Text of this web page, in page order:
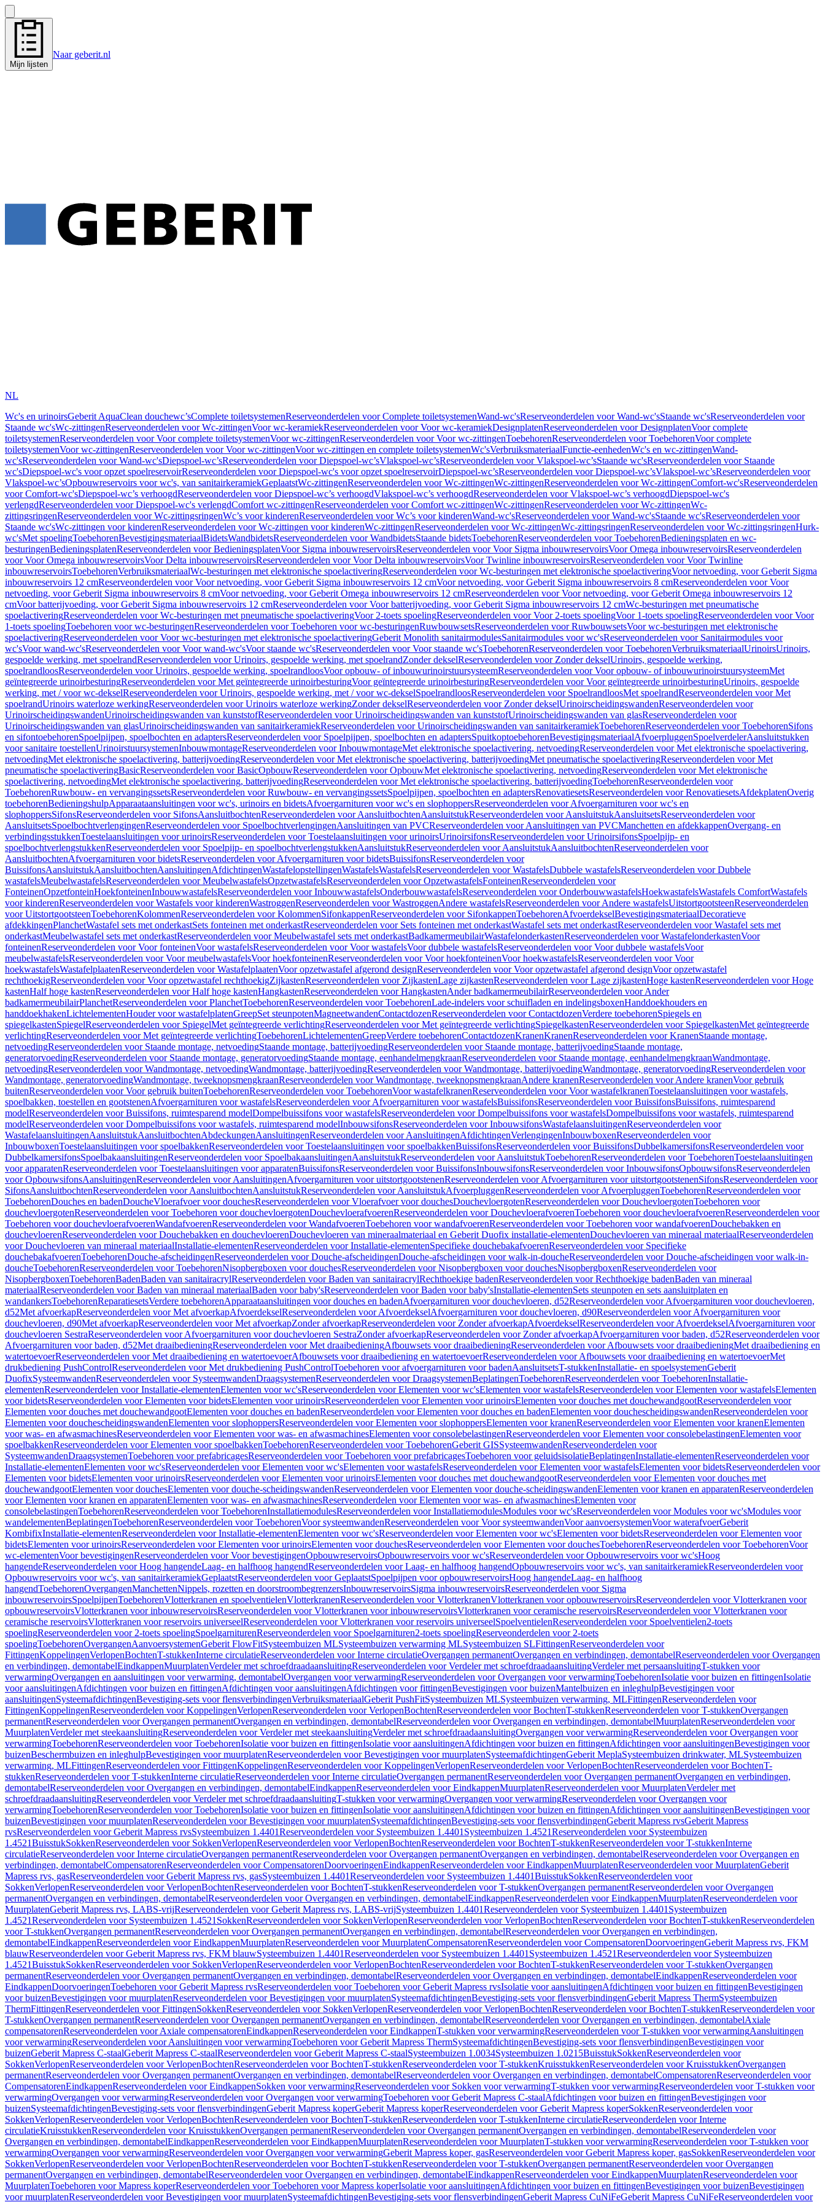
Mijn lijsten
Naar geberit.nl
NL
Wc's en urinoirsGeberit AquaClean douchewc’sComplete toiletsystemenReserveonderdelen voor Complete toiletsystemenWand-wc'sReserveonderdelen voor Wand-wc'sStaande wc'sReserveonderdelen voor
Staande wc'sWc-zittingenReserveonderdelen voor Wc-zittingenVoor wc-keramiekReserveonderdelen voor Voor wc-keramiekDesignplatenReserveonderdelen voor DesignplatenVoor complete
toiletsystemenReserveonderdelen voor Voor complete toiletsystemenVoor wc-zittingenReserveonderdelen voor Voor wc-zittingenToebehorenReserveonderdelen voor ToebehorenVoor complete
toiletsystemenVoor wc-zittingenReserveonderdelen voor Voor wc-zittingenVoor wc-zittingen en complete toiletsystemenWc'sVerbruiksmateriaalFunctie-eenhedenWc's en wc-zittingenWand-
wc'sReserveonderdelen voor Wand-wc'sDiepspoel-wc’sReserveonderdelen voor Diepspoel-wc’sVlakspoel-wc’sReserveonderdelen voor Vlakspoel-wc’sStaande wc'sReserveonderdelen voor Staande
wc'sDiepspoel-wc's voor opzet spoelreservoirReserveonderdelen voor Diepspoel-wc's voor opzet spoelreservoirDiepspoel-wc’sReserveonderdelen voor Diepspoel-wc’sVlakspoel-wc’sReserveonderdelen voor
Vlakspoel-wc’sOpbouwreservoirs voor wc's, van sanitairkeramiekGeplaatstWc-zittingenReserveonderdelen voor Wc-zittingenWc-zittingenReserveonderdelen voor Wc-zittingenComfort-wc'sReserveonderdelen
voor Comfort-wc'sDiepspoel-wc’s verhoogdReserveonderdelen voor Diepspoel-wc’s verhoogdVlakspoel-wc’s verhoogdReserveonderdelen voor Vlakspoel-wc’s verhoogdDiepspoel-wc's
verlengdReserveonderdelen voor Diepspoel-wc's verlengdComfort wc-zittingenReserveonderdelen voor Comfort wc-zittingenWc-zittingenReserveonderdelen voor Wc-zittingenWc-
zittingsringenReserveonderdelen voor Wc-zittingsringenWc’s voor kinderenReserveonderdelen voor Wc’s voor kinderenWand-wc'sReserveonderdelen voor Wand-wc'sStaande wc'sReserveonderdelen voor
Staande wc'sWc-zittingen voor kinderenReserveonderdelen voor Wc-zittingen voor kinderenWc-zittingenReserveonderdelen voor Wc-zittingenWc-zittingsringenReserveonderdelen voor Wc-zittingsringenHurk-
wc'sMet spoelingToebehorenBevestigingsmateriaalBidetsWandbidetsReserveonderdelen voor WandbidetsStaande bidetsToebehorenReserveonderdelen voor ToebehorenBedieningsplaten en wc-
besturingenBedieningsplatenReserveonderdelen voor BedieningsplatenVoor Sigma inbouwreservoirsReserveonderdelen voor Voor Sigma inbouwreservoirsVoor Omega inbouwreservoirsReserveonderdelen
voor Voor Omega inbouwreservoirsVoor Delta inbouwreservoirsReserveonderdelen voor Voor Delta inbouwreservoirsVoor Twinline inbouwreservoirsReserveonderdelen voor Voor Twinline
inbouwreservoirsToebehorenVerbruiksmateriaalWc-besturingen met elektronische spoelactiveringReserveonderdelen voor Wc-besturingen met elektronische spoelactiveringVoor netvoeding, voor Geberit Sigma
inbouwreservoirs 12 cmReserveonderdelen voor Voor netvoeding, voor Geberit Sigma inbouwreservoirs 12 cmVoor netvoeding, voor Geberit Sigma inbouwreservoirs 8 cmReserveonderdelen voor Voor
netvoeding, voor Geberit Sigma inbouwreservoirs 8 cmVoor netvoeding, voor Geberit Omega inbouwreservoirs 12 cmReserveonderdelen voor Voor netvoeding, voor Geberit Omega inbouwreservoirs 12
cmVoor batterijvoeding, voor Geberit Sigma inbouwreservoirs 12 cmReserveonderdelen voor Voor batterijvoeding, voor Geberit Sigma inbouwreservoirs 12 cmWc-besturingen met pneumatische
spoelactiveringReserveonderdelen voor Wc-besturingen met pneumatische spoelactiveringVoor 2-toets spoelingReserveonderdelen voor Voor 2-toets spoelingVoor 1-toets spoelingReserveonderdelen voor Voor
1-toets spoelingToebehoren voor wc-besturingenReserveonderdelen voor Toebehoren voor wc-besturingenRuwbouwsetsReserveonderdelen voor RuwbouwsetsVoor wc-besturingen met elektronische
spoelactiveringReserveonderdelen voor Voor wc-besturingen met elektronische spoelactiveringGeberit Monolith sanitairmodulesSanitairmodules voor wc'sReserveonderdelen voor Sanitairmodules voor
wc'sVoor wand-wc'sReserveonderdelen voor Voor wand-wc'sVoor staande wc'sReserveonderdelen voor Voor staande wc'sToebehorenReserveonderdelen voor ToebehorenVerbruiksmateriaalUrinoirsUrinoirs,
gespoelde werking, met spoelrandReserveonderdelen voor Urinoirs, gespoelde werking, met spoelrandZonder dekselReserveonderdelen voor Zonder dekselUrinoirs, gespoelde werking,
spoelrandloosReserveonderdelen voor Urinoirs, gespoelde werking, spoelrandloosVoor opbouw- of inbouwurinoirstuursysteemReserveonderdelen voor Voor opbouw- of inbouwurinoirstuursysteemMet
geïntegreerde urinoirbesturingReserveonderdelen voor Met geïntegreerde urinoirbesturingVoor geïntegreerde urinoirbesturingReserveonderdelen voor Voor geïntegreerde urinoirbesturingUrinoirs, gespoelde
werking, met / voor wc-dekselReserveonderdelen voor Urinoirs, gespoelde werking, met / voor wc-dekselSpoelrandloosReserveonderdelen voor SpoelrandloosMet spoelrandReserveonderdelen voor Met
spoelrandUrinoirs waterloze werkingReserveonderdelen voor Urinoirs waterloze werkingZonder dekselReserveonderdelen voor Zonder dekselUrinoirscheidingswandenReserveonderdelen voor
UrinoirscheidingswandenUrinoirscheidingswanden van kunststofReserveonderdelen voor Urinoirscheidingswanden van kunststofUrinoirscheidingswanden van glasReserveonderdelen voor
Urinoirscheidingswanden van glasUrinoirscheidingswanden van sanitairkeramiekReserveonderdelen voor Urinoirscheidingswanden van sanitairkeramiekToebehorenReserveonderdelen voor ToebehorenSifons
en sifontoebehorenSpoelpijpen, spoelbochten en adaptersReserveonderdelen voor Spoelpijpen, spoelbochten en adaptersSpuitkoptoebehorenBevestigingsmateriaalAfvoerpluggenSpoelverdelerAansluitstukken
voor sanitaire toestellenUrinoirstuursystemenInbouwmontageReserveonderdelen voor InbouwmontageMet elektronische spoelactivering, netvoedingReserveonderdelen voor Met elektronische spoelactivering,
netvoedingMet elektronische spoelactivering, batterijvoedingReserveonderdelen voor Met elektronische spoelactivering, batterijvoedingMet pneumatische spoelactiveringReserveonderdelen voor Met
pneumatische spoelactiveringBasicReserveonderdelen voor BasicOpbouwReserveonderdelen voor OpbouwMet elektronische spoelactivering, netvoedingReserveonderdelen voor Met elektronische
spoelactivering, netvoedingMet elektronische spoelactivering, batterijvoedingReserveonderdelen voor Met elektronische spoelactivering, batterijvoedingToebehorenReserveonderdelen voor
ToebehorenRuwbouw- en vervangingssetsReserveonderdelen voor Ruwbouw- en vervangingssetsSpoelpijpen, spoelbochten en adaptersRenovatiesetsReserveonderdelen voor RenovatiesetsAfdekplatenOverig
toebehorenBedieningshulpApparaataansluitingen voor wc's, urinoirs en bidetsAfvoergarnituren voor wc's en slophoppersReserveonderdelen voor Afvoergarnituren voor wc's en
slophoppersSifonsReserveonderdelen voor SifonsAansluitbochtenReserveonderdelen voor AansluitbochtenAansluitstukReserveonderdelen voor AansluitstukAansluitsetsReserveonderdelen voor
AansluitsetsSpoelbochtverlengingenReserveonderdelen voor SpoelbochtverlengingenAansluitingen van PVCReserveonderdelen voor Aansluitingen van PVCManchetten en afdekkappenOvergang- en
verbindingsstukkenToestelaansluitingen voor urinoirsReserveonderdelen voor Toestelaansluitingen voor urinoirsUrinoirsifonsReserveonderdelen voor UrinoirsifonsSpoelpijp- en
spoelbochtverlengstukkenReserveonderdelen voor Spoelpijp- en spoelbochtverlengstukkenAansluitstukReserveonderdelen voor AansluitstukAansluitbochtenReserveonderdelen voor
AansluitbochtenAfvoergarnituren voor bidetsReserveonderdelen voor Afvoergarnituren voor bidetsBuissifonsReserveonderdelen voor
BuissifonsAansluitstukAansluitbochtenAansluitingenAfdichtingenWastafelopstellingenWastafelsWastafelsReserveonderdelen voor WastafelsDubbele wastafelsReserveonderdelen voor Dubbele
wastafelsMeubelwastafelsReserveonderdelen voor MeubelwastafelsOpzetwastafelsReserveonderdelen voor OpzetwastafelsFonteinenReserveonderdelen voor
FonteinenOpzetfonteinHoekfonteinenInbouwwastafelsReserveonderdelen voor InbouwwastafelsOnderbouwwastafelsReserveonderdelen voor OnderbouwwastafelsHoekwastafelsWastafels ComfortWastafels
voor kinderenReserveonderdelen voor Wastafels voor kinderenWastroggenReserveonderdelen voor WastroggenAndere wastafelsReserveonderdelen voor Andere wastafelsUitstortgootsteenReserveonderdelen
voor UitstortgootsteenToebehorenKolommenReserveonderdelen voor KolommenSifonkappenReserveonderdelen voor SifonkappenToebehorenAfvoerdekselBevestigingsmateriaalDecoratieve
afdekkingenPlanchetWastafel sets met onderkastSets fonteinen met onderkastReserveonderdelen voor Sets fonteinen met onderkastWastafel sets met onderkastReserveonderdelen voor Wastafel sets met
onderkastMeubelwastafel sets met onderkastReserveonderdelen voor Meubelwastafel sets met onderkastBadkamermeubilairWastafelonderkastenReserveonderdelen voor WastafelonderkastenVoor
fonteinenReserveonderdelen voor Voor fonteinenVoor wastafelsReserveonderdelen voor Voor wastafelsVoor dubbele wastafelsReserveonderdelen voor Voor dubbele wastafelsVoor
meubelwastafelsReserveonderdelen voor Voor meubelwastafelsVoor hoekfonteinenReserveonderdelen voor Voor hoekfonteinenVoor hoekwastafelsReserveonderdelen voor Voor
hoekwastafelsWastafelplaatenReserveonderdelen voor WastafelplaatenVoor opzetwastafel afgerond designReserveonderdelen voor Voor opzetwastafel afgerond designVoor opzetwastafel
rechthoekigReserveonderdelen voor Voor opzetwastafel rechthoekigZijkastenReserveonderdelen voor ZijkastenLage zijkastenReserveonderdelen voor Lage zijkastenHoge kastenReserveonderdelen voor Hoge
kastenHalf hoge kastenReserveonderdelen voor Half hoge kastenHangkastenReserveonderdelen voor HangkastenAnder badkamermeubilairReserveonderdelen voor Ander
badkamermeubilairPlanchetReserveonderdelen voor PlanchetToebehorenReserveonderdelen voor ToebehorenLade-indelers voor schuifladen en indelingsboxenHanddoekhouders en
handdoekhakenLichtelementenHouder voor wastafelplatenGreepSet steunpotenMagneetwandenContactdozenReserveonderdelen voor ContactdozenVerdere toebehorenSpiegels en
spiegelkastenSpiegelReserveonderdelen voor SpiegelMet geïntegreerde verlichtingReserveonderdelen voor Met geïntegreerde verlichtingSpiegelkastenReserveonderdelen voor SpiegelkastenMet geïntegreerde
verlichtingReserveonderdelen voor Met geïntegreerde verlichtingToebehorenLichtelementenGreepVerdere toebehorenContactdozenKranenKranenReserveonderdelen voor KranenStaande montage,
netvoedingReserveonderdelen voor Staande montage, netvoedingStaande montage, batterijvoedingReserveonderdelen voor Staande montage, batterijvoedingStaande montage,
generatorvoedingReserveonderdelen voor Staande montage, generatorvoedingStaande montage, eenhandelmengkraanReserveonderdelen voor Staande montage, eenhandelmengkraanWandmontage,
netvoedingReserveonderdelen voor Wandmontage, netvoedingWandmontage, batterijvoedingReserveonderdelen voor Wandmontage, batterijvoedingWandmontage, generatorvoedingReserveonderdelen voor
Wandmontage, generatorvoedingWandmontage, tweeknopsmengkraanReserveonderdelen voor Wandmontage, tweeknopsmengkraanAndere kranenReserveonderdelen voor Andere kranenVoor gebruik
buitenReserveonderdelen voor Voor gebruik buitenToebehorenReserveonderdelen voor ToebehorenVoor wastafelkranenReserveonderdelen voor Voor wastafelkranenToestelaansluitingen voor wastafels,
spoelbakken, toestellen en gootstenenAfvoergarnituren voor wastafelsReserveonderdelen voor Afvoergarnituren voor wastafelsBuissifonsReserveonderdelen voor BuissifonsBuissifons, ruimtesparend
modelReserveonderdelen voor Buissifons, ruimtesparend modelDompelbuissifons voor wastafelsReserveonderdelen voor Dompelbuissifons voor wastafelsDompelbuissifons voor wastafels, ruimtesparend
modelReserveonderdelen voor Dompelbuissifons voor wastafels, ruimtesparend modelInbouwsifonsReserveonderdelen voor InbouwsifonsWastafelaansluitingenReserveonderdelen voor
WastafelaansluitingenAansluitstukAansluitbochtenAbdeckungenAansluitingenReserveonderdelen voor AansluitingenAfdichtingenVerlengingenInbouwboxenReserveonderdelen voor
InbouwboxenToestelaansluitingen voor spoelbakkenReserveonderdelen voor Toestelaansluitingen voor spoelbakkenBuissifonsReserveonderdelen voor BuissifonsDubbelkamersifonsReserveonderdelen voor
DubbelkamersifonsSpoelbakaansluitingenReserveonderdelen voor SpoelbakaansluitingenAansluitstukReserveonderdelen voor AansluitstukToebehorenReserveonderdelen voor ToebehorenToestelaansluitingen
voor apparatenReserveonderdelen voor Toestelaansluitingen voor apparatenBuissifonsReserveonderdelen voor BuissifonsInbouwsifonsReserveonderdelen voor InbouwsifonsOpbouwsifonsReserveonderdelen
voor OpbouwsifonsAansluitingenReserveonderdelen voor AansluitingenAfvoergarnituren voor uitstortgootstenenReserveonderdelen voor Afvoergarnituren voor uitstortgootstenenSifonsReserveonderdelen voor
SifonsAansluitbochtenReserveonderdelen voor AansluitbochtenAansluitstukReserveonderdelen voor AansluitstukAfvoerpluggenReserveonderdelen voor AfvoerpluggenToebehorenReserveonderdelen voor
ToebehorenDouches en badenDoucheVloerafvoer voor douchesReserveonderdelen voor Vloerafvoer voor douchesDouchevloergotenReserveonderdelen voor DouchevloergotenToebehoren voor
douchevloergotenReserveonderdelen voor Toebehoren voor douchevloergotenDouchevloerafvoerenReserveonderdelen voor DouchevloerafvoerenToebehoren voor douchevloerafvoerenReserveonderdelen voor
Toebehoren voor douchevloerafvoerenWandafvoerenReserveonderdelen voor WandafvoerenToebehoren voor wandafvoerenReserveonderdelen voor Toebehoren voor wandafvoerenDouchebakken en
douchevloerenReserveonderdelen voor Douchebakken en douchevloerenDouchevloeren van mineraalmateriaal en Geberit Duofix installatie-elementenDouchevloeren van mineraal materiaalReserveonderdelen
voor Douchevloeren van mineraal materiaalInstallatie-elementenReserveonderdelen voor Installatie-elementenSpecifieke douchebakafvoerenReserveonderdelen voor Specifieke
douchebakafvoerenToebehorenDouche-afscheidingenReserveonderdelen voor Douche-afscheidingenDouche-afscheidingen voor walk-in-doucheReserveonderdelen voor Douche-afscheidingen voor walk-in-
doucheToebehorenReserveonderdelen voor ToebehorenNisopbergboxen voor douchesReserveonderdelen voor Nisopbergboxen voor douchesNisopbergboxenReserveonderdelen voor
NisopbergboxenToebehorenBadenBaden van sanitairacrylReserveonderdelen voor Baden van sanitairacrylRechthoekige badenReserveonderdelen voor Rechthoekige badenBaden van mineraal
materiaalReserveonderdelen voor Baden van mineraal materiaalBaden voor baby'sReserveonderdelen voor Baden voor baby'sInstallatie-elementenSets steunpoten en sets aansluitplaten en
wandankersToebehorenReparatiesetsVerdere toebehorenApparaataansluitingen voor douches en badenAfvoergarnituren voor douchevloeren, d52Reserveonderdelen voor Afvoergarnituren voor douchevloeren,
d52Met afvoerkapReserveonderdelen voor Met afvoerkapAfvoerdekselReserveonderdelen voor AfvoerdekselAfvoergarnituren voor douchevloeren, d90Reserveonderdelen voor Afvoergarnituren voor
douchevloeren, d90Met afvoerkapReserveonderdelen voor Met afvoerkapZonder afvoerkapReserveonderdelen voor Zonder afvoerkapAfvoerdekselReserveonderdelen voor AfvoerdekselAfvoergarnituren voor
douchevloeren SestraReserveonderdelen voor Afvoergarnituren voor douchevloeren SestraZonder afvoerkapReserveonderdelen voor Zonder afvoerkapAfvoergarnituren voor baden, d52Reserveonderdelen voor
Afvoergarnituren voor baden, d52Met draaibedieningReserveonderdelen voor Met draaibedieningAfbouwsets voor draaibedieningReserveonderdelen voor Afbouwsets voor draaibedieningMet draaibediening en
watertoevoerReserveonderdelen voor Met draaibediening en watertoevoerAfbouwsets voor draaibediening en watertoevoerReserveonderdelen voor Afbouwsets voor draaibediening en watertoevoerMet
drukbediening PushControlReserveonderdelen voor Met drukbediening PushControlToebehoren voor afvoergarnituren voor badenAansluitsetsT-stukkenInstallatie- en spoelsystemenGeberit
DuofixSysteemwandenReserveonderdelen voor SysteemwandenDraagsystemenReserveonderdelen voor DraagsystemenBeplatingenToebehorenReserveonderdelen voor ToebehorenInstallatie-
elementenReserveonderdelen voor Installatie-elementenElementen voor wc'sReserveonderdelen voor Elementen voor wc'sElementen voor wastafelsReserveonderdelen voor Elementen voor wastafelsElementen
voor bidetsReserveonderdelen voor Elementen voor bidetsElementen voor urinoirsReserveonderdelen voor Elementen voor urinoirsElementen voor douches met douchewandgootReserveonderdelen voor
Elementen voor douches met douchewandgootElementen voor douches en badenReserveonderdelen voor Elementen voor douches en badenElementen voor douchescheidingswandenReserveonderdelen voor
Elementen voor douchescheidingswandenElementen voor slophoppersReserveonderdelen voor Elementen voor slophoppersElementen voor kranenReserveonderdelen voor Elementen voor kranenElementen
voor was- en afwasmachinesReserveonderdelen voor Elementen voor was- en afwasmachinesElementen voor consolebelastingenReserveonderdelen voor Elementen voor consolebelastingenElementen voor
spoelbakkenReserveonderdelen voor Elementen voor spoelbakkenToebehorenReserveonderdelen voor ToebehorenGeberit GISSysteemwandenReserveonderdelen voor
SysteemwandenDraagsystemenToebehoren voor prefabricagesReserveonderdelen voor Toebehoren voor prefabricagesToebehoren voor geluidsisolatieBeplatingenInstallatie-elementenReserveonderdelen voor
Installatie-elementenElementen voor wc'sReserveonderdelen voor Elementen voor wc'sElementen voor wastafelsReserveonderdelen voor Elementen voor wastafelsElementen voor bidetsReserveonderdelen voor
Elementen voor bidetsElementen voor urinoirsReserveonderdelen voor Elementen voor urinoirsElementen voor douches met douchewandgootReserveonderdelen voor Elementen voor douches met
douchewandgootElementen voor douchesElementen voor douche-scheidingswandenReserveonderdelen voor Elementen voor douche-scheidingswandenElementen voor kranen en apparatenReserveonderdelen
voor Elementen voor kranen en apparatenElementen voor was- en afwasmachinesReserveonderdelen voor Elementen voor was- en afwasmachinesElementen voor
consolebelastingenToebehorenReserveonderdelen voor ToebehorenInstallatiemodulesReserveonderdelen voor InstallatiemodulesModules voor wc'sReserveonderdelen voor Modules voor wc'sModules voor
wandelementenBeplatingenToebehorenReserveonderdelen voor ToebehorenVoor systeemwandenReserveonderdelen voor Voor systeemwandenVoor aanvoersystemenVoor waterafvoerGeberit
KombifixInstallatie-elementenReserveonderdelen voor Installatie-elementenElementen voor wc'sReserveonderdelen voor Elementen voor wc'sElementen voor bidetsReserveonderdelen voor Elementen voor
bidetsElementen voor urinoirsReserveonderdelen voor Elementen voor urinoirsElementen voor douchesReserveonderdelen voor Elementen voor douchesToebehorenReserveonderdelen voor ToebehorenVoor
wc-elementenVoor bevestigingenReserveonderdelen voor Voor bevestigingenOpbouwreservoirsOpbouwreservoirs voor wc'sReserveonderdelen voor Opbouwreservoirs voor wc'sHoog
hangendeReserveonderdelen voor Hoog hangendeLaag- en halfhoog hangendReserveonderdelen voor Laag- en halfhoog hangendOpbouwreservoirs voor wc's, van sanitairkeramiekReserveonderdelen voor
Opbouwreservoirs voor wc's, van sanitairkeramiekGeplaatstReserveonderdelen voor GeplaatstSpoelpijpen voor opbouwreservoirsHoog hangendeLaag- en halfhoog
hangendToebehorenOvergangenManchettenNippels, rozetten en doorstroombegrenzersInbouwreservoirsSigma inbouwreservoirsReserveonderdelen voor Sigma
inbouwreservoirsSpoelpijpenToebehorenVlotterkranen en spoelventielenVlotterkranenReserveonderdelen voor VlotterkranenVlotterkranen voor opbouwreservoirsReserveonderdelen voor Vlotterkranen voor
opbouwreservoirsVlotterkranen voor inbouwreservoirsReserveonderdelen voor Vlotterkranen voor inbouwreservoirsVlotterkranen voor ceramische reservoirsReserveonderdelen voor Vlotterkranen voor
ceramische reservoirsVlotterkranen voor reservoirs universeelReserveonderdelen voor Vlotterkranen voor reservoirs universeelSpoelventielenReserveonderdelen voor Spoelventielen2-toets
spoelingReserveonderdelen voor 2-toets spoelingSpoelgarniturenReserveonderdelen voor Spoelgarnituren2-toets spoelingReserveonderdelen voor 2-toets
spoelingToebehorenOvergangenAanvoersystemenGeberit FlowFitSysteembuizen MLSysteembuizen verwarming MLSysteembuizen SLFittingenReserveonderdelen voor
FittingenKoppelingenVerlopenBochtenT-stukkenInterne circulatieReserveonderdelen voor Interne circulatieOvergangen permanentOvergangen en verbindingen, demontabelReserveonderdelen voor Overgangen
en verbindingen, demontabelEindkappenMuurplatenVerdeler met schroefdraadaansluitingReserveonderdelen voor Verdeler met schroefdraadaansluitingVerdeler met persaansluitingT-stukken voor
verwarmingOvergangen en aansluitingen voor verwarming, demontabelOvergangen voor verwarmingReserveonderdelen voor Overgangen voor verwarmingToebehorenIsolatie voor buizen en fittingenIsolatie
voor aansluitingenAfdichtingen voor buizen en fittingenAfdichtingen voor aansluitingenAfdichtingen voor fittingenBevestigingen voor buizenMantelbuizen en inleghulpBevestigingen voor
aansluitingenSysteemafdichtingenBevestiging-sets voor flensverbindingenVerbruiksmateriaalGeberit PushFitSysteembuizen MLSysteembuizen verwarming, MLFittingenReserveonderdelen voor
FittingenKoppelingenReserveonderdelen voor KoppelingenVerlopenReserveonderdelen voor VerlopenBochtenReserveonderdelen voor BochtenT-stukkenReserveonderdelen voor T-stukkenOvergangen
permanentReserveonderdelen voor Overgangen permanentOvergangen en verbindingen, demontabelReserveonderdelen voor Overgangen en verbindingen, demontabelMuurplatenReserveonderdelen voor
MuurplatenVerdeler met steekaansluitingReserveonderdelen voor Verdeler met steekaansluitingVerdeler met schroefdraadaansluitingOvergangen voor verwarmingReserveonderdelen voor Overgangen voor
verwarmingToebehorenReserveonderdelen voor ToebehorenIsolatie voor buizen en fittingenIsolatie voor aansluitingenAfdichtingen voor buizen en fittingenAfdichtingen voor aansluitingenBevestigingen voor
buizenBeschermbuizen en inleghulpBevestigingen voor muurplatenReserveonderdelen voor Bevestigingen voor muurplatenSysteemafdichtingenGeberit MeplaSysteembuizen drinkwater, MLSysteembuizen
verwarming, MLFittingenReserveonderdelen voor FittingenKoppelingenReserveonderdelen voor KoppelingenVerlopenReserveonderdelen voor VerlopenBochtenReserveonderdelen voor BochtenT-
stukkenReserveonderdelen voor T-stukkenInterne circulatieReserveonderdelen voor Interne circulatieOvergangen permanentReserveonderdelen voor Overgangen permanentOvergangen en verbindingen,
demontabelReserveonderdelen voor Overgangen en verbindingen, demontabelEindkappenReserveonderdelen voor EindkappenMuurplatenReserveonderdelen voor MuurplatenVerdeler met
schroefdraadaansluitingReserveonderdelen voor Verdeler met schroefdraadaansluitingT-stukken voor verwarmingOvergangen voor verwarmingReserveonderdelen voor Overgangen voor
verwarmingToebehorenReserveonderdelen voor ToebehorenIsolatie voor buizen en fittingenIsolatie voor aansluitingenAfdichtingen voor buizen en fittingenAfdichtingen voor aansluitingenBevestigingen voor
buizenBevestigingen voor muurplatenReserveonderdelen voor Bevestigingen voor muurplatenSysteemafdichtingenBevestiging-sets voor flensverbindingenGeberit Mapress rvsGeberit Mapress
rvsReserveonderdelen voor Geberit Mapress rvsSysteembuizen 1.4401Reserveonderdelen voor Systeembuizen 1.4401 Systeembuizen 1.4521Reserveonderdelen voor Systeembuizen
1.4521BuisstukSokkenReserveonderdelen voor SokkenVerlopenReserveonderdelen voor VerlopenBochtenReserveonderdelen voor BochtenT-stukkenReserveonderdelen voor T-stukkenInterne
circulatieReserveonderdelen voor Interne circulatieOvergangen permanentReserveonderdelen voor Overgangen permanentOvergangen en verbindingen, demontabelReserveonderdelen voor Overgangen en
verbindingen, demontabelCompensatorenReserveonderdelen voor CompensatorenDoorvoeringenEindkappenReserveonderdelen voor EindkappenMuurplatenReserveonderdelen voor MuurplatenGeberit
Mapress rvs, gasReserveonderdelen voor Geberit Mapress rvs, gasSysteembuizen 1.4401Reserveonderdelen voor Systeembuizen 1.4401BuisstukSokkenReserveonderdelen voor
SokkenVerlopenReserveonderdelen voor VerlopenBochtenReserveonderdelen voor BochtenT-stukkenReserveonderdelen voor T-stukkenOvergangen permanentReserveonderdelen voor Overgangen
permanentOvergangen en verbindingen, demontabelReserveonderdelen voor Overgangen en verbindingen, demontabelEindkappenReserveonderdelen voor EindkappenMuurplatenReserveonderdelen voor
MuurplatenGeberit Mapress rvs, LABS-vrijReserveonderdelen voor Geberit Mapress rvs, LABS-vrijSysteembuizen 1.4401Reserveonderdelen voor Systeembuizen 1.4401 Systeembuizen
1.4521Reserveonderdelen voor Systeembuizen 1.4521 SokkenReserveonderdelen voor SokkenVerlopenReserveonderdelen voor VerlopenBochtenReserveonderdelen voor BochtenT-stukkenReserveonderdelen
voor T-stukkenOvergangen permanentReserveonderdelen voor Overgangen permanentOvergangen en verbindingen, demontabelReserveonderdelen voor Overgangen en verbindingen,
demontabelEindkappenReserveonderdelen voor EindkappenMuurplatenReserveonderdelen voor MuurplatenCompensatorenReserveonderdelen voor CompensatorenDoorvoeringenGeberit Mapress rvs, FKM
blauwReserveonderdelen voor Geberit Mapress rvs, FKM blauwSysteembuizen 1.4401Reserveonderdelen voor Systeembuizen 1.4401 Systeembuizen 1.4521Reserveonderdelen voor Systeembuizen
1.4521BuisstukSokkenReserveonderdelen voor SokkenVerlopenReserveonderdelen voor VerlopenBochtenReserveonderdelen voor BochtenT-stukkenReserveonderdelen voor T-stukkenOvergangen
permanentReserveonderdelen voor Overgangen permanentOvergangen en verbindingen, demontabelReserveonderdelen voor Overgangen en verbindingen, demontabelEindkappenReserveonderdelen voor
EindkappenDoorvoeringenToebehoren voor Geberit Mapress rvsReserveonderdelen voor Toebehoren voor Geberit Mapress rvsIsolatie voor aansluitingenAfdichtingen voor buizen en fittingenBevestigingen
voor buizenBevestigingen voor muurplatenReserveonderdelen voor Bevestigingen voor muurplatenSysteemafdichtingenBevestiging-sets voor flensverbindingenGeberit Mapress ThermSysteembuizen
ThermFittingenReserveonderdelen voor FittingenSokkenReserveonderdelen voor SokkenVerlopenReserveonderdelen voor VerlopenBochtenReserveonderdelen voor BochtenT-stukkenReserveonderdelen voor
T-stukkenOvergangen permanentReserveonderdelen voor Overgangen permanentOvergangen en verbindingen, demontabelReserveonderdelen voor Overgangen en verbindingen, demontabelAxiale
compensatorenReserveonderdelen voor Axiale compensatorenEindkappenReserveonderdelen voor EindkappenT-stukken voor verwarmingReserveonderdelen voor T-stukken voor verwarmingAansluitingen
voor verwarmingReserveonderdelen voor Aansluitingen voor verwarmingToebehoren voor Geberit Mapress ThermSysteemafdichtingenBevestiging-sets voor flensverbindingenBevestigingen voor
buizenGeberit Mapress C-staalGeberit Mapress C-staalReserveonderdelen voor Geberit Mapress C-staalSysteembuizen 1.0034Systeembuizen 1.0215BuisstukSokkenReserveonderdelen voor
SokkenVerlopenReserveonderdelen voor VerlopenBochtenReserveonderdelen voor BochtenT-stukkenReserveonderdelen voor T-stukkenKruisstukkenReserveonderdelen voor KruisstukkenOvergangen
permanentReserveonderdelen voor Overgangen permanentOvergangen en verbindingen, demontabelReserveonderdelen voor Overgangen en verbindingen, demontabelCompensatorenReserveonderdelen voor
CompensatorenEindkappenReserveonderdelen voor EindkappenSokken voor verwarmingReserveonderdelen voor Sokken voor verwarmingT-stukken voor verwarmingReserveonderdelen voor T-stukken voor
verwarmingOvergangen voor verwarmingReserveonderdelen voor Overgangen voor verwarmingToebehoren voor Geberit Mapress C-staalAfdichtingen voor buizen en fittingenBevestigingen voor
buizenSysteemafdichtingenBevestiging-sets voor flensverbindingenGeberit Mapress koperGeberit Mapress koperReserveonderdelen voor Geberit Mapress koperSokkenReserveonderdelen voor
SokkenVerlopenReserveonderdelen voor VerlopenBochtenReserveonderdelen voor BochtenT-stukkenReserveonderdelen voor T-stukkenInterne circulatieReserveonderdelen voor Interne
circulatieKruisstukkenReserveonderdelen voor KruisstukkenOvergangen permanentReserveonderdelen voor Overgangen permanentOvergangen en verbindingen, demontabelReserveonderdelen voor
Overgangen en verbindingen, demontabelEindkappenReserveonderdelen voor EindkappenMuurplatenReserveonderdelen voor MuurplatenT-stukken voor verwarmingReserveonderdelen voor T-stukken voor
verwarmingOvergangen voor verwarmingReserveonderdelen voor Overgangen voor verwarmingGeberit Mapress koper, gasReserveonderdelen voor Geberit Mapress koper, gasSokkenReserveonderdelen voor
SokkenVerlopenReserveonderdelen voor VerlopenBochtenReserveonderdelen voor BochtenT-stukkenReserveonderdelen voor T-stukkenOvergangen permanentReserveonderdelen voor Overgangen
permanentOvergangen en verbindingen, demontabelReserveonderdelen voor Overgangen en verbindingen, demontabelEindkappenReserveonderdelen voor EindkappenMuurplatenReserveonderdelen voor
MuurplatenToebehoren voor Mapress koperReserveonderdelen voor Toebehoren voor Mapress koperIsolatie voor aansluitingenAfdichtingen voor buizen en fittingenBevestigingen voor buizenBevestigingen
voor muurplatenReserveonderdelen voor Bevestigingen voor muurplatenSysteemafdichtingenBevestiging-sets voor flensverbindingenGeberit Mapress CuNiFeGeberit Mapress CuNiFeReserveonderdelen voor